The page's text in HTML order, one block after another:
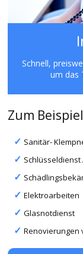
Schnell,
um das
Zum
Sanitär-
Elektroarbeiten
Glasnotdienst
Renovierungen